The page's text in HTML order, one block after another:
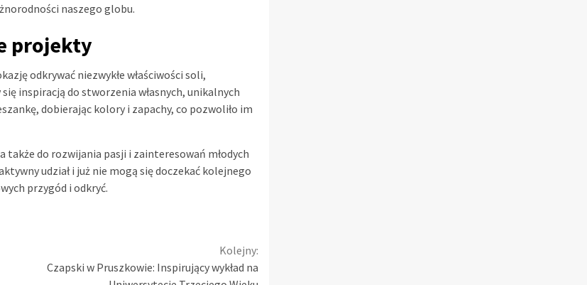
naszego globu.
projekty
odkrywać niezwykłe właściwości soli,
inspiracją do stworzenia własnych, unikalnych
dobierając kolory i zapachy, co pozwoliło im
także do rozwijania pasji i zainteresowań młodych
udział i już nie mogą się doczekać kolejnego
przygód i odkryć.
Kolejny:
Czapski w Pruszkowie: Inspirujący wykład na